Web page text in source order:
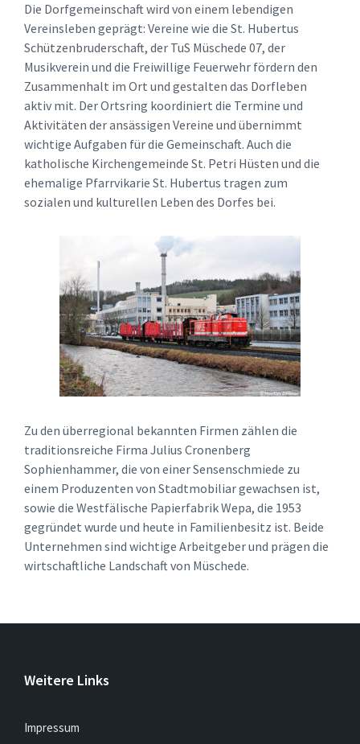
Die Dorfgemeinschaft wird von einem lebendigen
Vereinsleben geprägt: Vereine wie die St. Hubertus
Schützenbruderschaft, der TuS Müschede 07, der
Musikverein und die Freiwillige Feuerwehr fördern den
Zusammenhalt im Ort und gestalten das Dorfleben
aktiv mit. Der Ortsring koordiniert die Termine und
Aktivitäten der ansässigen Vereine und übernimmt
wichtige Aufgaben für die Gemeinschaft. Auch die
katholische Kirchengemeinde St. Petri Hüsten und die
ehemalige Pfarrvikarie St. Hubertus tragen zum
sozialen und kulturellen Leben des Dorfes bei.
Zu den überregional bekannten Firmen zählen die
traditionsreiche Firma Julius Cronenberg
Sophienhammer, die von einer Sensenschmiede zu
einem Produzenten von Stadtmobiliar gewachsen ist,
sowie die Westfälische Papierfabrik Wepa, die 1953
gegründet wurde und heute in Familienbesitz ist. Beide
Unternehmen sind wichtige Arbeitgeber und prägen die
wirtschaftliche Landschaft von Müschede.
Weitere Links
Impressum